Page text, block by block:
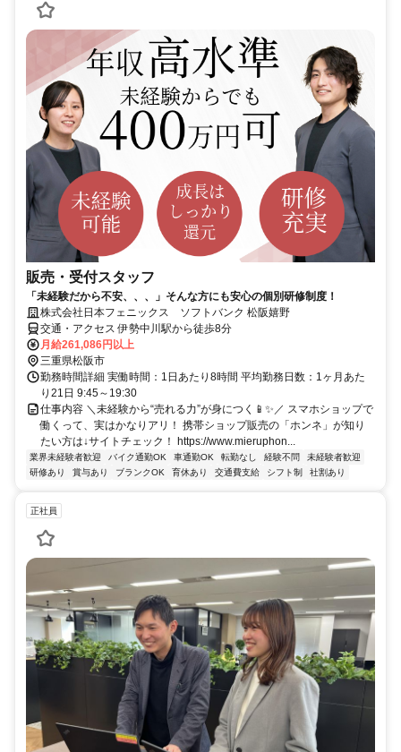
販売・受付スタッフ
「未経験だから不安、、、」そんな方にも安心の個別研修制度！
株式会社日本フェニックス ソフトバンク 松阪嬉野
交通・アクセス 伊勢中川駅から徒歩8分
月給261,086円以上
三重県松阪市
勤務時間詳細 実働時間：1日あたり8時間 平均勤務日数：1ヶ月あた
り21日 9:45～19:30
仕事内容 ＼未経験から“売れる力”が身につく📱✨／ スマホショップで
働くって、実はかなりアリ！ 携帯ショップ販売の「ホンネ」が知り
たい方は↓サイトチェック！ https://www.mieruphon...
業界未経験者歓迎 バイク通勤OK 車通勤OK 転勤なし 経験不問
未経験者歓迎
研修あり
賞与あり ブランクOK 育休あり 交通費支給 シフト制 社割あり
正社員